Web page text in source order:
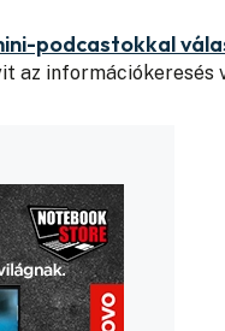
podcastokkal
az információkeresés